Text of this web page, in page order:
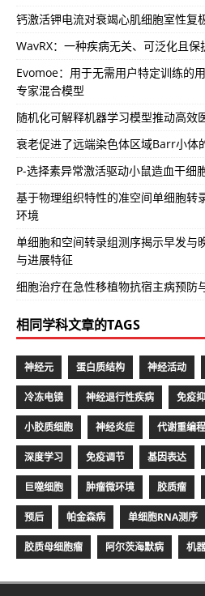
钙激活钾电流对衰竭心肌细胞室性复
WavRX：一种疾病无关、可泛化且
Evomoe：用于无需用户特定训练的
专家混合模型
随机化可解释机器学习模型推动高效
衰老促进了远端染色体区域Barr小体
P-选择素异常激活驱动小鼠造血干细
基于物理组织特性的准空间单细胞转
环境
单细胞和空间转录组测序揭示早发与
与进展特征
细胞治疗在急性移植物抗宿主病预防
相同学科文章的TAGS
神经元 蛋白质结构 神经活动
冷冻电镜 神经退行性疾病 免疫
小胶质细胞 神经炎症 代谢重编程
深度学习 免疫调节 基因表达
巨噬细胞 肿瘤微环境 胶质瘤
预后 帕金森病 单细胞RNA测序
胶质母细胞瘤 阿尔茨海默病 机